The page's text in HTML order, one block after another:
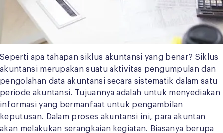
Seperti apa tahapan siklus akuntansi yang benar? Siklus
akuntansi merupakan suatu aktivitas pengumpulan dan
pengolahan data akuntansi secara sistematik dalam satu
periode akuntansi. Tujuannya adalah untuk menyediakan
informasi yang bermanfaat untuk pengambilan
keputusan. Dalam proses akuntansi ini, para akuntan
akan melakukan serangkaian kegiatan. Biasanya berupa